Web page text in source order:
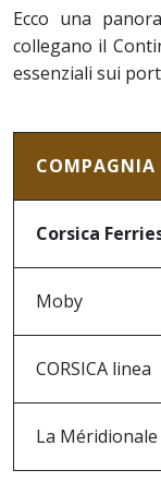
Ecco una
collegano il
essenziali sui
COMPAGNIA
Corsica
Moby
CORSICA linea
La Méridionale